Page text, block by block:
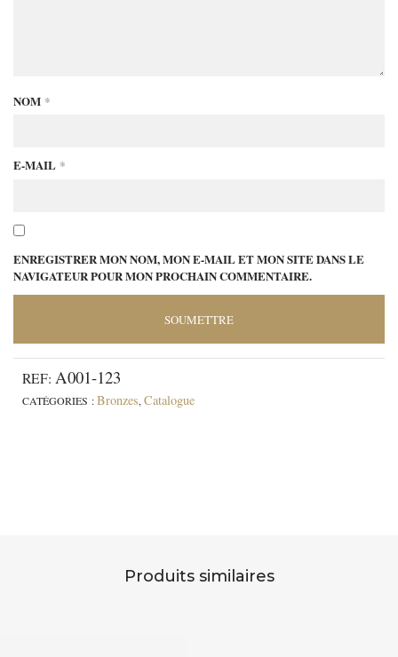
NOM *
E-MAIL *
ENREGISTRER MON NOM, MON E-MAIL ET MON SITE DANS LE
NAVIGATEUR POUR MON PROCHAIN COMMENTAIRE.
REF: A001-123
CATÉGORIES :Bronzes,Catalogue
Produits similaires